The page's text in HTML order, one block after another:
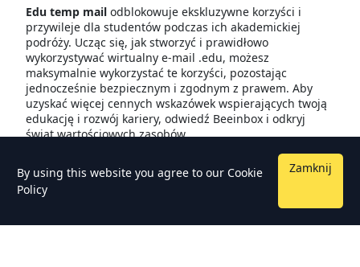
Edu temp mailodblokowuje ekskluzywne korzyści i
przywileje dla studentów podczas ich akademickiej
podróży. Ucząc się, jak stworzyć i prawidłowo
wykorzystywać wirtualny e-mail .edu, możesz
maksymalnie wykorzystać te korzyści, pozostając
jednocześnie bezpiecznym i zgodnym z prawem. Aby
uzyskać więcej cennych wskazówek wspierających twoją
edukację i rozwój kariery, odwiedź Beeinbox i odkryj
świat wartościowych zasobów
By using this website you agree to our Cookie
Policy
Zamknij